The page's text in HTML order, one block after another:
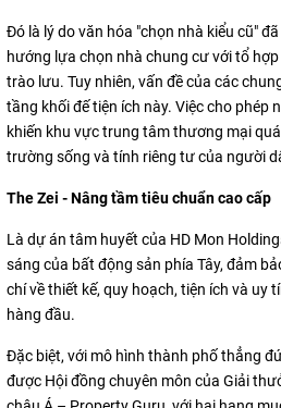
Đó là lý do văn hóa "chọn nhà kiểu cũ"
hướng lựa chọn nhà chung cư với tổ
trào lưu. Tuy nhiên, vấn đề của các
tầng khối đế tiện ích này. Việc cho phép
khiến khu vực trung tâm thương mại
trường sống và tính riêng tư của người
The Zei - Nâng tầm tiêu chuẩn cao cấp
Là dự án tâm huyết của HD Mon
sáng của bất động sản phía Tây, đảm
chí về thiết kế, quy hoạch, tiện ích và uy
hàng đầu.
Đặc biệt, với mô hình thành phố thẳng
được Hội đồng chuyên môn của Giải